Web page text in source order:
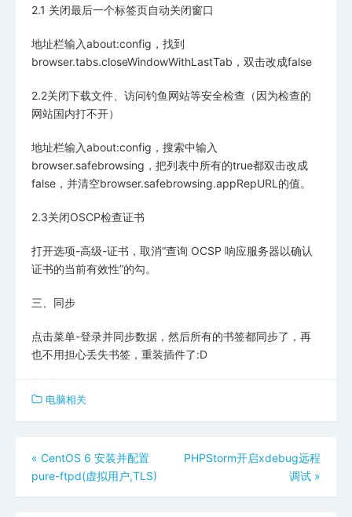
2.1 关闭最后一个标签页自动关闭窗口
地址栏输入about:config，找到
browser.tabs.closeWindowWithLastTab，双击改成false
2.2关闭下载文件、访问钓鱼网站等安全检查（因为检查的
网站国内打不开）
地址栏输入about:config，搜索中输入
browser.safebrowsing，把列表中所有的true都双击改成
false，并清空browser.safebrowsing.appRepURL的值。
2.3关闭OSCP检查证书
打开选项-高级-证书，取消“查询 OCSP 响应服务器以确认
证书的当前有效性”的勾。
三、同步
点击菜单-登录并同步数据，然后所有的书签都同步了，再
也不用担心丢失书签，重装插件了:D
电脑相关
文
章
« CentOS 6 安装并配置
pure-ftpd(虚拟用户,TLS)
PHPStorm开启xdebug远程
调试 »